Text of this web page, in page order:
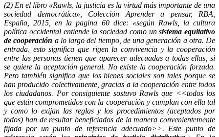
(2) En el libro «Rawls, la justicia es la virtud más importante de una
sociedad democrática», Colección Aprender a pensar, RBA,
España, 2015, en la pagina 60 dice: «según Rawls, la cultura
política occidental entiende la sociedad como unsistema equitativo
de cooperación a lo largo del tiempo, de una generación a otra. De
entrada, esto significa que rigen la convivencia y la cooperación
entre las personas tienen que aparecer adecuadas a todas ellas, si
se quiere la aceptación general. No existe la cooperación forzada.
Pero también significa que los bienes sociales son tales porque se
han producido colectivamente, gracias a la cooperación entre todos
los ciudadanos. Por consiguiente sostuvo Rawls que <<todos los
que están comprometidos con la cooperación y cumplan con ella tal
y como lo exijan las reglas y los procedimientos (aceptados por
todos) han de resultar beneficiados de la manera convenientemente
fijada por un punto de referencia adecuado>>. Este punto de